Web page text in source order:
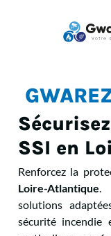
SSI en
Renforcez la
Loire-Atlantique.
solutions
sécurité incendie